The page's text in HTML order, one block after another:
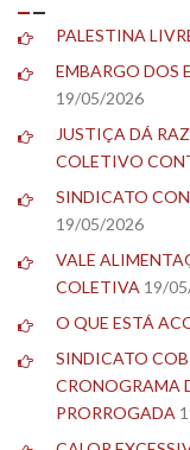
PALESTINA
EMBARGO DOS
19/05/2026
JUSTIÇA DÁ
COLETIVO
SINDICATO
19/05/2026
VALE
COLETIVA 19/
O QUE ESTÁ
SINDICATO
CRONOGRAMA
PRORROGADA